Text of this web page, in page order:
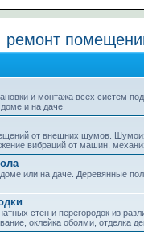
ремонт
и монтажа всех систем
доме и на даче
от внешних шумов.
вибраций от машин,
или на даче. Деревянные
стен и перегородок из
оклейка обоями, отделка